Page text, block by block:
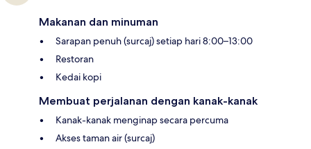
Makanan dan minuman
Sarapan penuh (surcaj) setiap hari 8:00–13:00
Restoran
Kedai kopi
Membuat perjalanan dengan kanak-kanak
Kanak-kanak menginap secara percuma
Akses taman air (surcaj)